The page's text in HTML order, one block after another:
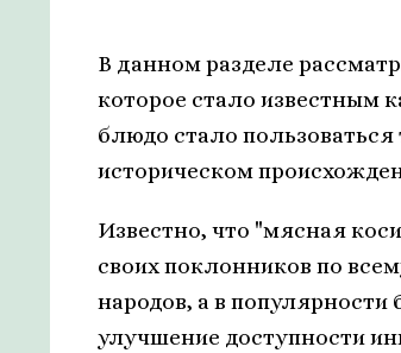
В данном разделе
которое стало известным
блюдо стало
историческом
Известно, что "мясная
своих поклонников по
народов, а в
улучшение доступности